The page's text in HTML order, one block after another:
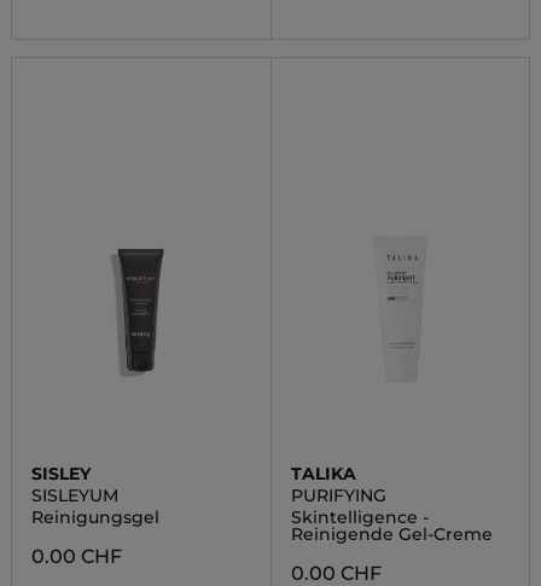
SISLEY
SISLEYUM
Reinigungsgel
0.00 CHF
TALIKA
PURIFYING
Skintelligence -
Reinigende Gel-Creme
0.00 CHF